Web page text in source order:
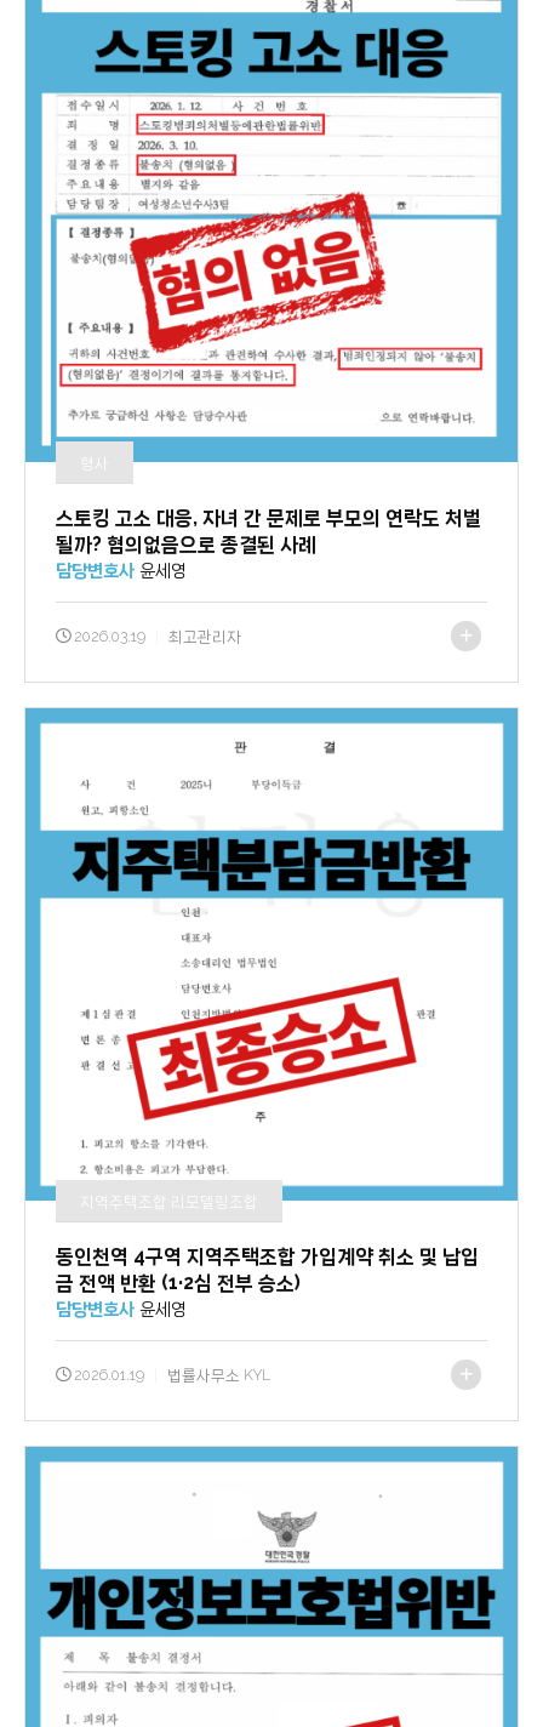
형사
스토킹 고소 대응, 자녀 간 문제로 부모의 연락도 처벌
될까? 혐의없음으로 종결된 사례
담당변호사 윤세영
2026.03.19 최고관리자
지역주택조합·리모델링조합
동인천역 4구역 지역주택조합 가입계약 취소 및 납입
금 전액 반환 (1·2심 전부 승소)
담당변호사 윤세영
2026.01.19 법률사무소 KYL